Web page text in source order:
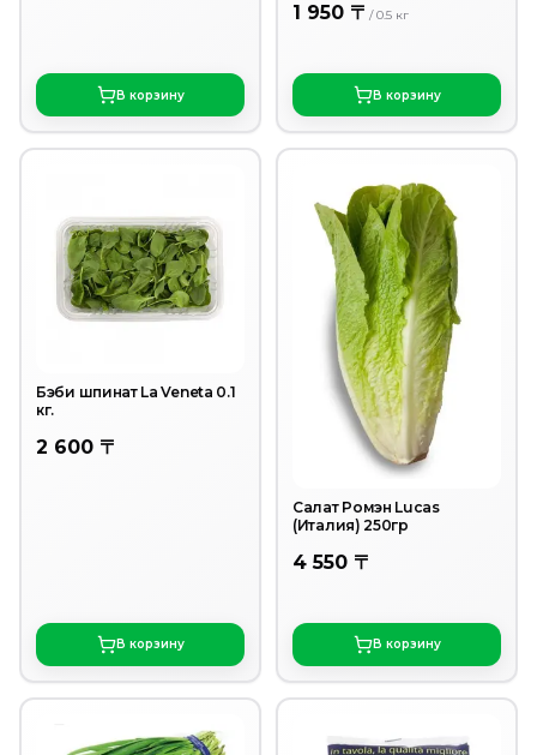
В корзину
1 950 〒 /0.5 кг
В корзину
Бэби шпинат La Veneta 0.1
кг.
2 600 〒
В корзину
Салат Ромэн Lucas
(Италия) 250гр
4 550 〒
В корзину